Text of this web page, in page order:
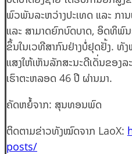
ພົວພັນລະຫວ່າງປະເທດ ແລະ ກາ
ແລະ ສາມາດຍົກບົດບາດ, ອິດທິພົ
ຂຶ້ນໃນເວທີສາກົນຢ່າງບໍ່ຢຸດຢັ້ງ. ທັ
ແສງໃຫ້ເຫັນລັກສະນະດີເດັ່ນຂອງ
ເຮົາຕະຫລອດ 46 ປີ ຜ່ານມາ.
ຄັດຫຍໍ້ຈາກ: ສຸນທອນພົດ
ຕິດຕາມຂ່າວທັງໝົດຈາກ LaoX:
posts/